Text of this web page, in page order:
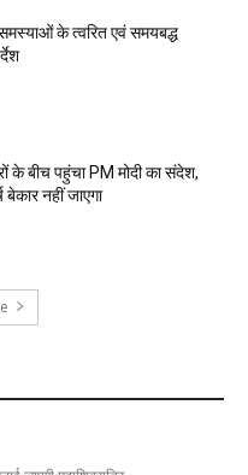
के त्वरित एवं समयबद्ध
के बीच पहुंचा PM मोदी का संदेश,
नहीं जाएगा